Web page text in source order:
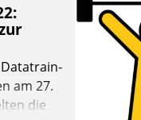
am 27.
die